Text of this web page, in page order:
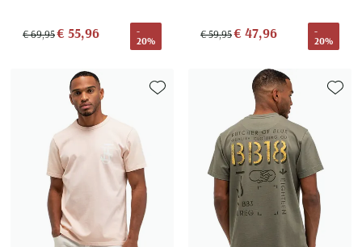
€ 69,95€ 55,96
-
20%
€ 59,95€ 47,96
-
20%
Toevoegen aan favorieten